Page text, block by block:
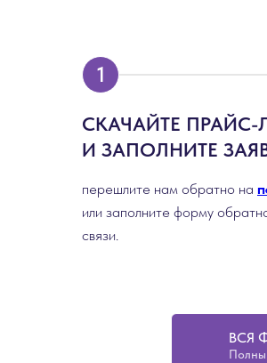
СКАЧАЙТЕ ПРАЙС-
И ЗАПОЛНИТЕ
перешлите нам обратно на
или заполните форму
связи.
ВСЯ